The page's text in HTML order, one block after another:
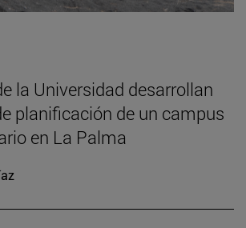
la Universidad desarrollan
planificación de un campus
en La Palma